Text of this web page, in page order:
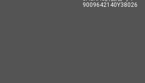
9009642140Y38026